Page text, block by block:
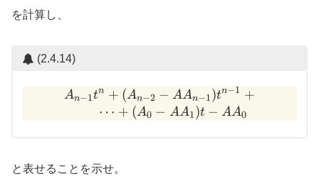
を計算し、
(2.4.14)
A_{n-1} t^n + (A_{n-2} -
An−1tn + (An−2 − AAn−1)tn−1 +
⋯ + (A0 − AA1)t − AA0
と表せることを示せ。